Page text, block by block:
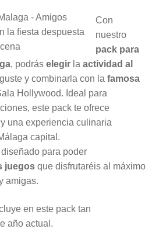
Con
nuestro
pack para
, podráselegirla actividad al
y combinarla con la famosa
Hollywood. Ideal para
este pack te ofrece
una experiencia culinaria
capital.
para poder
juegosque disfrutaréis al máximo
amigas.
en este pack tan
año actual.